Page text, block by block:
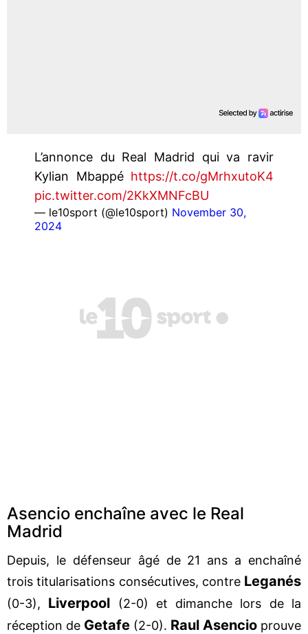
L’annonce du Real Madrid qui va ravir
Kylian Mbappé https://t.co/gMrhxutoK4
pic.twitter.com/2KkXMNFcBU
— le10sport (@le10sport) November 30,
2024
Asencio enchaîne avec le Real
Madrid
Depuis, le défenseur âgé de 21 ans a enchaîné
trois titularisations consécutives, contre Leganés
(0-3), Liverpool (2-0) et dimanche lors de la
réception de Getafe (2-0). Raul Asencio prouve